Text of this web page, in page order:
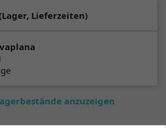
Lieferzeiten)
anzuzeigen